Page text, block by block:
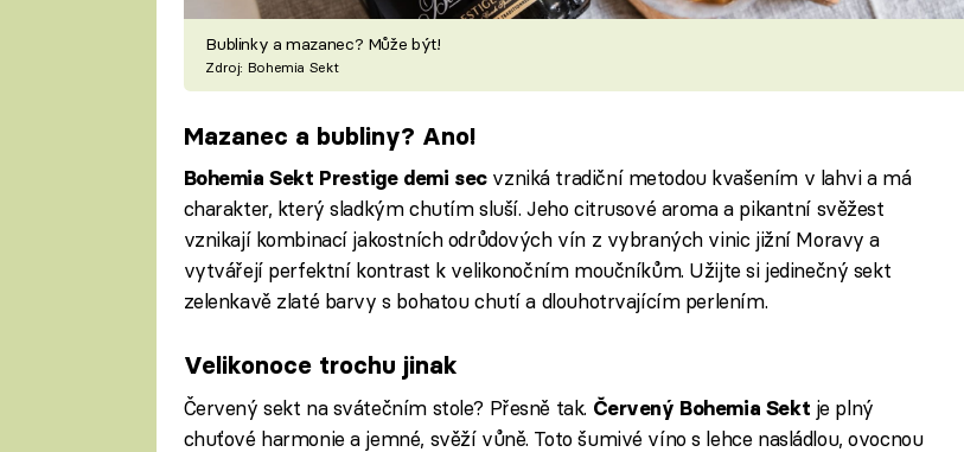
Bublinky a mazanec? Může být!
Zdroj: Bohemia Sekt
Mazanec a bubliny? Ano!
Bohemia Sekt Prestige demi sec vzniká tradiční metodou kvašením v lahvi a má
charakter, který sladkým chutím sluší. Jeho citrusové aroma a pikantní svěžest
vznikají kombinací jakostních odrůdových vín z vybraných vinic jižní Moravy a
vytvářejí perfektní kontrast k velikonočním moučníkům. Užijte si jedinečný sekt
zelenkavě zlaté barvy s bohatou chutí a dlouhotrvajícím perlením.
Velikonoce trochu jinak
Červený sekt na svátečním stole? Přesně tak. Červený Bohemia Sekt je plný
chuťové harmonie a jemné, svěží vůně. Toto šumivé víno s lehce nasládlou, ovocnou